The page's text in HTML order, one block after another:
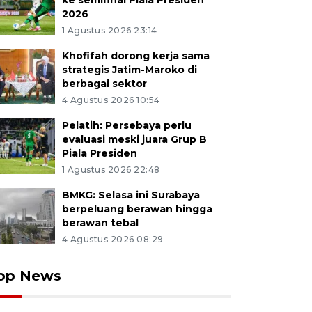
2026
1 Agustus 2026 23:14
Khofifah dorong kerja sama
strategis Jatim-Maroko di
berbagai sektor
4 Agustus 2026 10:54
Pelatih: Persebaya perlu
evaluasi meski juara Grup B
Piala Presiden
1 Agustus 2026 22:48
BMKG: Selasa ini Surabaya
berpeluang berawan hingga
berawan tebal
4 Agustus 2026 08:29
News